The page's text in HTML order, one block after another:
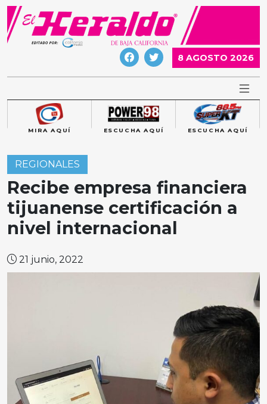
Skip
content
8 AGOSTO 2026
MIRA AQUÍ ESCUCHA AQUÍ ESCUCHA AQUÍ
REGIONALES
Recibe empresa financiera
tijuanense certificación a
nivel internacional
21 junio, 2022